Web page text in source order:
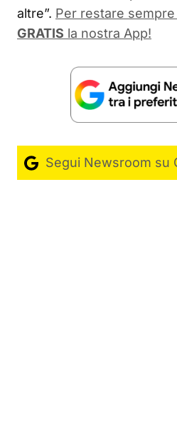
altre”. Per restare
GRATIS la nostra App!
Segui Newsroom su